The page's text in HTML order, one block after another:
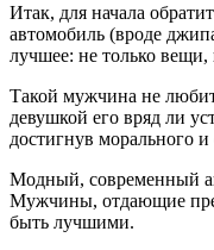
Итак, для начала
автомобиль (вроде
лучшее: не только
Такой мужчина не
девушкой его вряд ли
достигнув морального
Модный, современный
Мужчины, отдающие
быть лучшими.